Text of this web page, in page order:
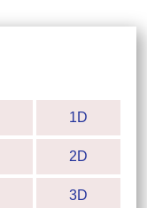
1D
2D
3D